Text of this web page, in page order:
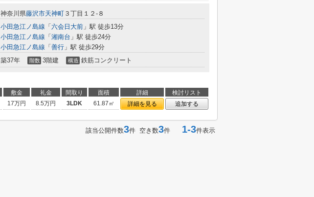
神奈川県藤沢市天神町 ３丁目１２-８
小田急江ノ島線 「 六会日大前 」駅 徒歩13分
小田急江ノ島線 「 湘南台 」駅 徒歩24分
小田急江ノ島線 「 善行 」駅 徒歩29分
築37年 階数 3階建 構造 鉄筋コンクリート
敷金 礼金 間取り 面積 詳細
検討リスト
17万円 8.5万円 3LDK 61.87㎡ 詳細を見る 追加する
該当公開件数3件 空き数3件 1-3件表示